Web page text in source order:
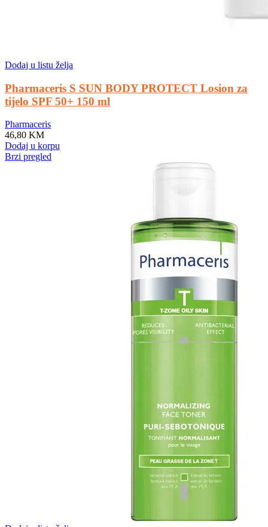
Dodaj u listu želja
Pharmaceris S SUN BODY PROTECT Losion za
tijelo SPF 50+ 150 ml
Pharmaceris
46,80 KM
Dodaj u korpu
Brzi pregled